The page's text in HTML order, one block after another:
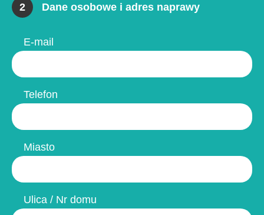
2 Dane osobowe i adres naprawy
E-mail
Telefon
Miasto
Ulica / Nr domu